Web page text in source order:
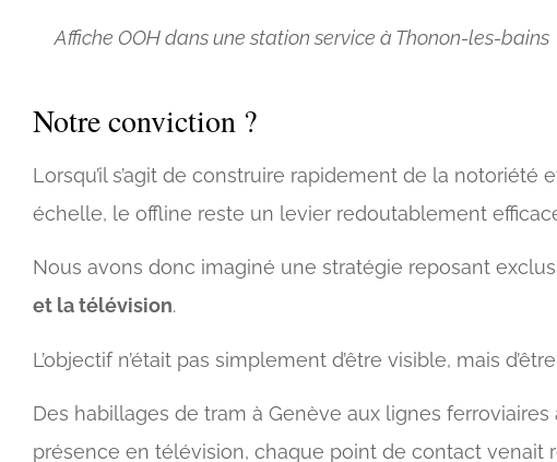
Affiche OOH dans une station service à Thonon-les-bains
Notre conviction ?
Lorsqu’il s’agit de construire rapidement de la
échelle, le offline reste un levier redoutablement
Nous avons donc imaginé une stratégie reposant
et la télévision.
L’objectif n’était pas simplement d’être visible, mais d’être
Des habillages de tram à Genève aux lignes
présence en télévision, chaque point de contact venait